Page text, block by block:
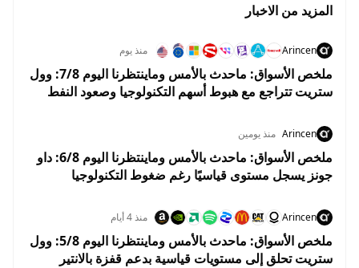
المزيد من الاخبار
Arincen منذ يوم
ملخص الأسواق: ماحدث بالأمس وماينتظرنا اليوم 7/8: وول
ستريت تتراجع مع هبوط أسهم التكنولوجيا وصعود النفط
Arincen منذ يومين
ملخص الأسواق: ماحدث بالأمس وماينتظرنا اليوم 6/8: داو
جونز يسجل مستوى قياسيًا رغم ضغوط التكنولوجيا
Arincen منذ 4 أيام
ملخص الأسواق: ماحدث بالأمس وماينتظرنا اليوم 5/8: وول
ستريت تحلق إلى مستويات قياسية بدعم قفزة بالانتير